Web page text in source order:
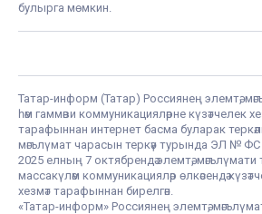
булырга мөмкин.
Татар-информ (Татар) Россиянең элемтә,
һәм гаммәви коммуникацияләрне күзәтчелек
тарафыннан интернет басма буларак
мәгълүмат чарасын теркәү турында ЭЛ №
2025 елның 7 октябрендә элемтә, мәгълүмати
массакүләм коммуникацияләр өлкәсендә
хезмәт тарафыннан бирелгән.
«Татар-информ» Россиянең элемтә,